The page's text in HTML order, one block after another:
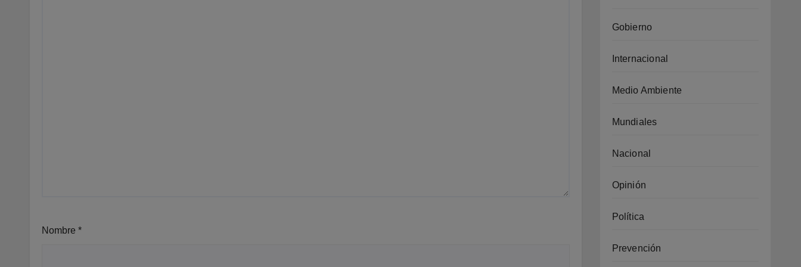
Nombre *
Gobierno
Internacional
Medio Ambiente
Mundiales
Nacional
Opinión
Política
Prevención